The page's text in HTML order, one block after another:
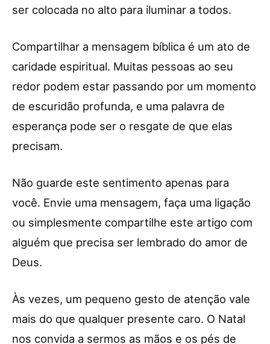
ser colocada no alto para iluminar a todos.
Compartilhar a mensagem bíblica é um ato de
caridade espiritual. Muitas pessoas ao seu
redor podem estar passando por um momento
de escuridão profunda, e uma palavra de
esperança pode ser o resgate de que elas
precisam.
Não guarde este sentimento apenas para
você. Envie uma mensagem, faça uma ligação
ou simplesmente compartilhe este artigo com
alguém que precisa ser lembrado do amor de
Deus.
Às vezes, um pequeno gesto de atenção vale
mais do que qualquer presente caro. O Natal
nos convida a sermos as mãos e os pés de